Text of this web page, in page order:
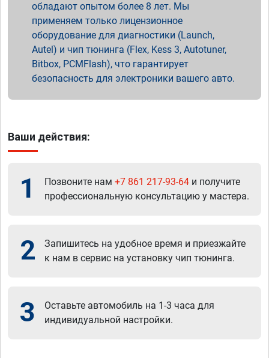
обладают опытом более 8 лет. Мы
применяем только лицензионное
оборудование для диагностики (Launch,
Autel) и чип тюнинга (Flex, Kess 3, Autotuner,
Bitbox, PCMFlash), что гарантирует
безопасность для электроники вашего авто.
Ваши действия:
1 Позвоните нам +7 861 217-93-64 и получите
профессиональную консультацию у мастера.
2
Запишитесь на удобное время и приезжайте
к нам в сервис на установку чип тюнинга.
3
Оставьте автомобиль на 1-3 часа для
индивидуальной настройки.